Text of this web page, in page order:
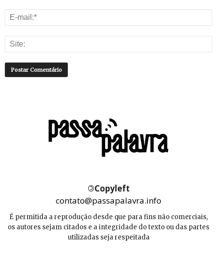
©Copyleft
contato@passapalavra.info
É permitida a reprodução desde que para fins não comerciais,
os autores sejam citados e a integridade do texto ou das partes
utilizadas seja respeitada